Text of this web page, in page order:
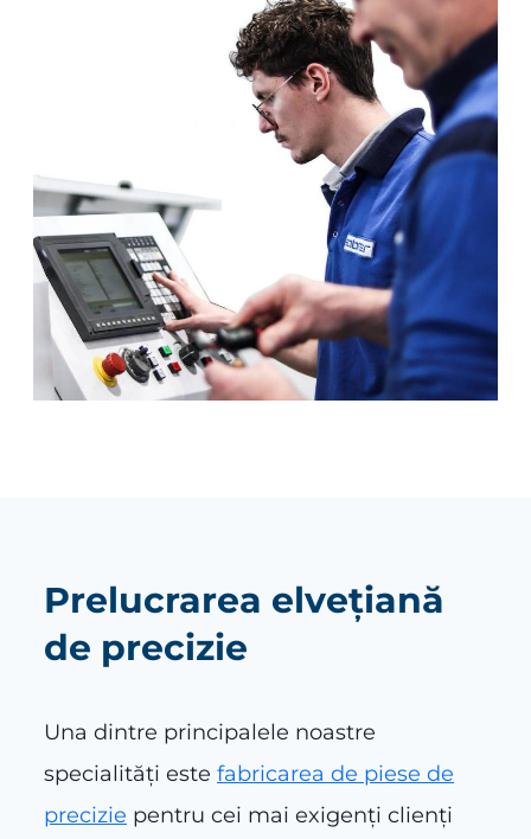
Prelucrarea elvețiană
de precizie
Una dintre principalele noastre
specialități este fabricarea de piese de
precizie pentru cei mai exigenți clienți